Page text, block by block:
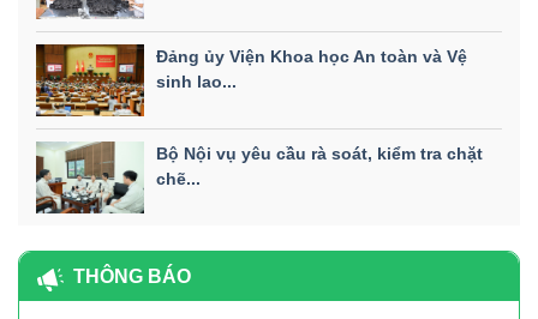
Đảng ủy Viện Khoa học An toàn và Vệ
sinh lao...
Bộ Nội vụ yêu cầu rà soát, kiểm tra chặt
chẽ...
THÔNG BÁO